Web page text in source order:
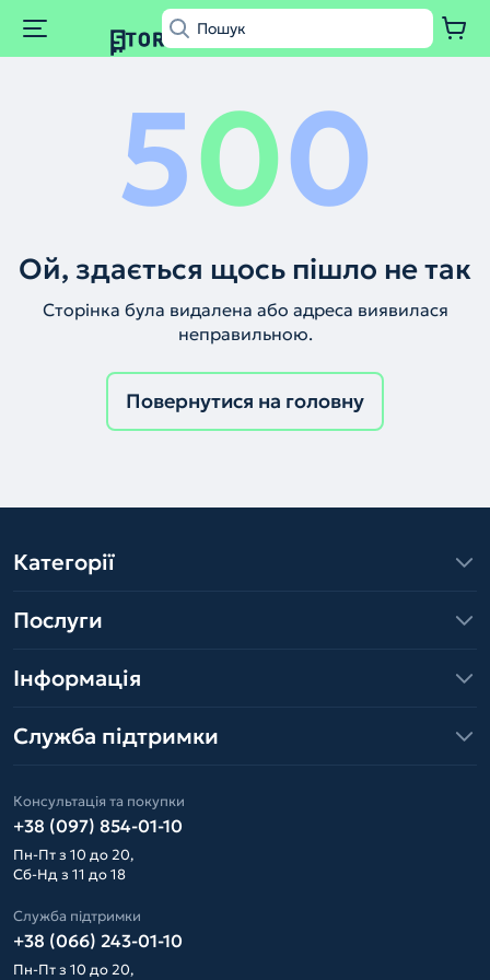
500
Ой, здається щось пішло не так
Сторінка була видалена або адреса виявилася
неправильною.
Повернутися на головну
Категорії
Послуги
Інформація
Служба підтримки
Консультація та покупки
+38 (097) 854-01-10
Пн-Пт з 10 до 20,
Сб-Нд з 11 до 18
Служба підтримки
+38 (066) 243-01-10
Пн-Пт з 10 до 20,